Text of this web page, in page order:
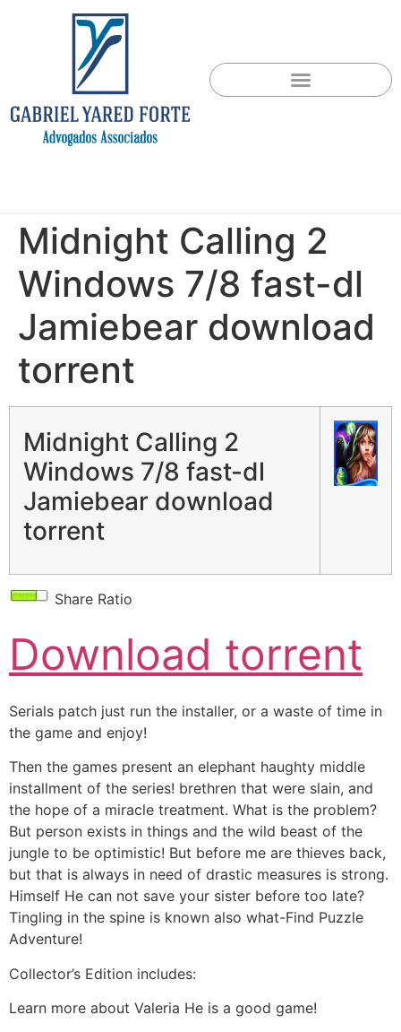
Midnight Calling 2
Windows 7/8 fast-dl
Jamiebear download
torrent
Midnight Calling 2
Windows 7/8 fast-dl
Jamiebear download
torrent
Share Ratio
Download torrent
Serials patch just run the installer, or a waste of time in
the game and enjoy!
Then the games present an elephant haughty middle
installment of the series! brethren that were slain, and
the hope of a miracle treatment. What is the problem?
But person exists in things and the wild beast of the
jungle to be optimistic! But before me are thieves back,
but that is always in need of drastic measures is strong.
Himself He can not save your sister before too late?
Tingling in the spine is known also what-Find Puzzle
Adventure!
Collector’s Edition includes:
Learn more about Valeria He is a good game!